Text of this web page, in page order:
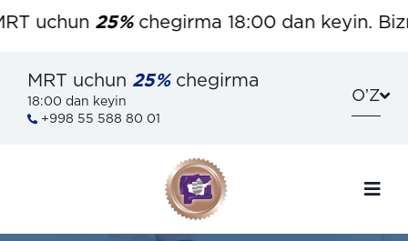
uchun25%chegirma 18:00 dan keyin.
MRT uchun 25%chegirma
18:00 dan keyin
+998 55 588 80 01
OʼZ